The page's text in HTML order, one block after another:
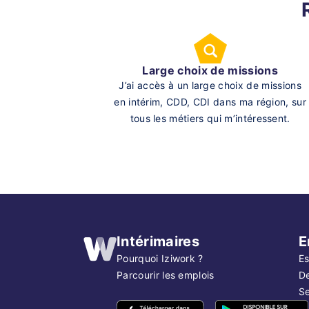
Large choix de missions
J’ai accès à un large choix de missions
en intérim, CDD, CDI dans ma région, sur
tous les métiers qui m’intéressent.
Intérimaires
Pourquoi Iziwork ?
Parcourir les emplois